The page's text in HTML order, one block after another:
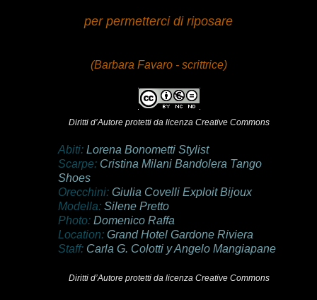
per permetterci di riposare
(Barbara Favaro - scrittrice)
Diritti d’Autore protetti da licenza Creative Commons
Abiti: Lorena Bonometti Stylist
Scarpe: Cristina Milani Bandolera Tango
Shoes
Orecchini: Giulia Covelli Exploit Bijoux
Modella: Silene Pretto
Photo: Domenico Raffa
Location: Grand Hotel Gardone Riviera
Staff: Carla G. Colotti y Angelo Mangiapane
Diritti d’Autore protetti da licenza Creative Commons